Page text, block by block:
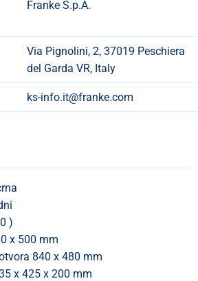
Franke S.p.A.
Via Pignolini, 2, 37019 Peschiera
del Garda VR, Italy
ks-info.it@franke.com
)
x 500 mm
840 x 480 mm
x 425 x 200 mm